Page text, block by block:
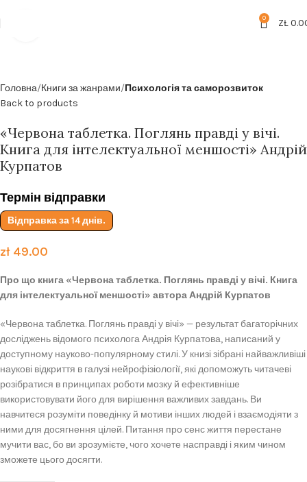
0 ZŁ
Головна Книги за жанрами Психологія та саморозвиток
Back to products
«Червона таблетка. Поглянь правді у вічі.
Книга для інтелектуальної меншості» Андрій
Курпатов
Термін відправки
Відправка за 14 днів.
zł49.00
Про що книга «Червона таблетка. Поглянь правді у вічі. Книга
для інтелектуальної меншості» автора Андрій Курпатов
«Червона таблетка. Поглянь правді у вічі» — результат багаторічних
досліджень відомого психолога Андрія Курпатова, написаний у
доступному науково-популярному стилі. У книзі зібрані найважливіші
наукові відкриття в галузі нейрофізіології, які допоможуть читачеві
розібратися в принципах роботи мозку й ефективніше
використовувати його для вирішення важливих завдань. Ви
навчитеся розуміти поведінку й мотиви інших людей і взаємодіяти з
ними для досягнення цілей. Питання про сенс життя перестане
мучити вас, бо ви зрозумієте, чого хочете насправді і яким чином
зможете цього досягти.